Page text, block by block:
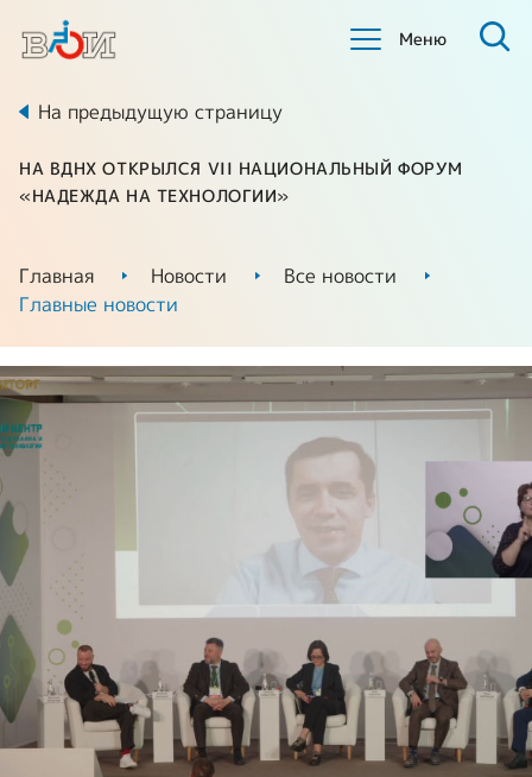
Меню
На предыдущую страницу
НА ВДНХ ОТКРЫЛСЯ VII НАЦИОНАЛЬНЫЙ ФОРУМ
«НАДЕЖДА НА ТЕХНОЛОГИИ»
Главная Новости
Все новости
Главные новости